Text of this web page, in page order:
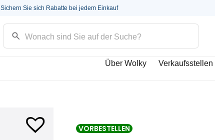
Sichern Sie sich Rabatte bei jedem Einkauf
Über Wolky Verkaufsstellen
VORBESTELLEN